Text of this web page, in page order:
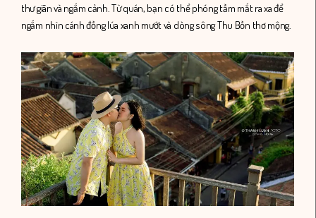
thư giãn và ngắm cảnh. Từ quán, bạn có thể phóng tầm mắt ra xa để
ngắm nhìn cánh đồng lúa xanh mướt và dòng sông Thu Bồn thơ mộng.